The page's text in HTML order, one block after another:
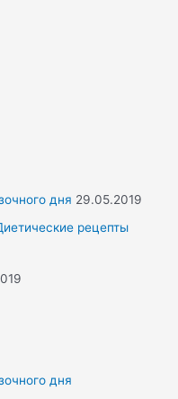
дня 29.05.2019
рецепты
дня